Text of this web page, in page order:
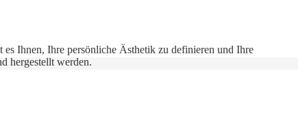
Ihnen, Ihre persönliche Ästhetik zu definieren und Ihre
hergestellt werden.